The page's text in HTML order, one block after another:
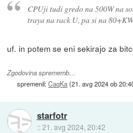
CPUji tudi gredo na 500W na
traya na rack U, pa si na
uf. in potem se eni sekirajo za
Zgodovina sprememb…
spremenil:CaqKa(21. avg 2024 ob
starfotr
::21. avg 2024, 20:42